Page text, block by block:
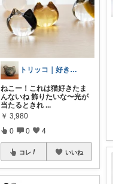
トリッコ｜好きな雑貨・インテリア
ねこー！これは猫好きたま
んないね 飾りたいな〜光が
当たるときれ ...
￥ 3,980
0 0 4
コレ いいね